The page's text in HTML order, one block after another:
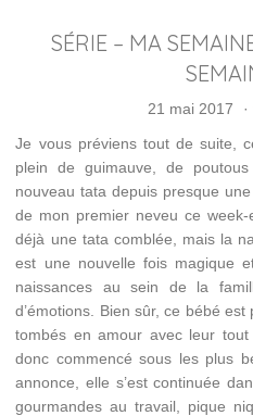
SÉRIE – MA
21 mai 2017 ·
Je vous préviens tout de suite,
plein de guimauve, de
nouveau tata depuis presque
de mon premier neveu ce
déjà une tata comblée, mais la
est une nouvelle fois magique
naissances au sein de la
d’émotions. Bien sûr, ce bébé
tombés en amour avec leur
donc commencé sous les plus
annonce, elle s’est continuée
gourmandes au travail, pique